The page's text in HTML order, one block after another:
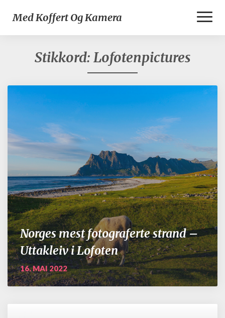
Med Koffert Og Kamera
Stikkord: Lofotenpictures
Norges mest fotograferte strand –
Uttakleiv i Lofoten
16. MAI 2022